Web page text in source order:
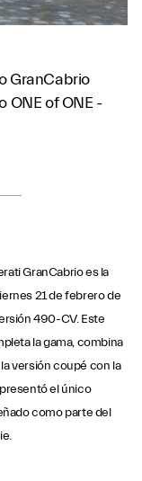
GranCabrio
ONE of ONE -
GranCabrio es la
21 de febrero de
490-CV. Este
la gama, combina
versión coupé con la
el único
como parte del